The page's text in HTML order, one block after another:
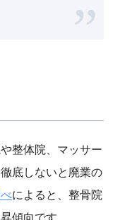
整体院、マッサー
底しないと廃業の
によると、整骨院